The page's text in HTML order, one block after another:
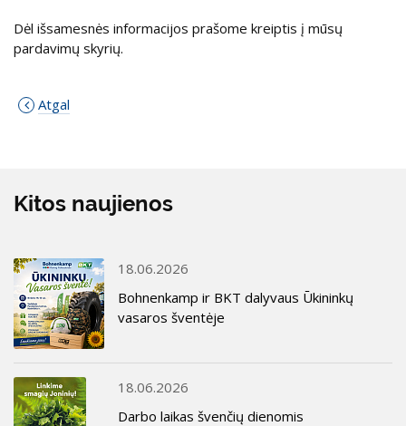
Dėl išsamesnės informacijos prašome kreiptis į mūsų
pardavimų skyrių.
Atgal
Kitos naujienos
18.06.2026
Bohnenkamp ir BKT dalyvaus Ūkininkų
vasaros šventėje
18.06.2026
Darbo laikas švenčių dienomis